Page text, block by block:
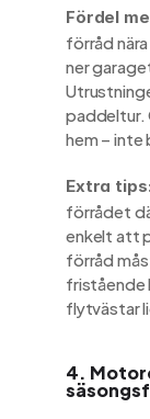
Fördel
förråd
ner
paddeltur.
hem – inte
Extra tips:
förrådet
enkelt att
förråd
fristående
flytvästar
4.